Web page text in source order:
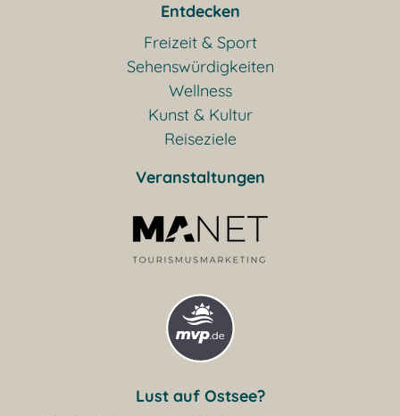
Entdecken
Freizeit & Sport
Sehenswürdigkeiten
Wellness
Kunst & Kultur
Reiseziele
Veranstaltungen
Lust auf Ostsee?